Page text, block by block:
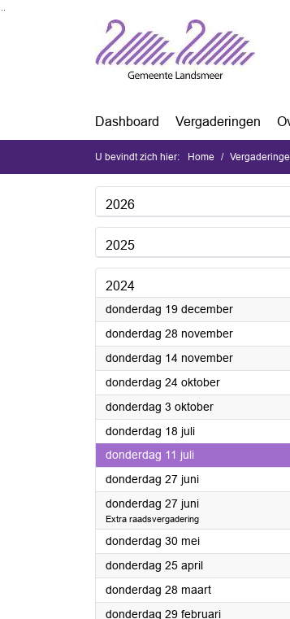
Ga naar de inhoud van deze pagina
Ga naar het zoeken
Dashboard Vergaderingen
U bevindt zich hier: Home
2026
2025
2024
donderdag 19 december2024
donderdag 28 november2024
donderdag 14 november2024
donderdag 24 oktober2024
donderdag 3 oktober2024
donderdag 18 juli2024
donderdag 11 juli
donderdag 27 juni2024
donderdag 27 juni2024
Extra raadsvergadering
donderdag 30 mei2024
donderdag 25 april2024
donderdag 28 maart2024
donderdag 29 februari2024